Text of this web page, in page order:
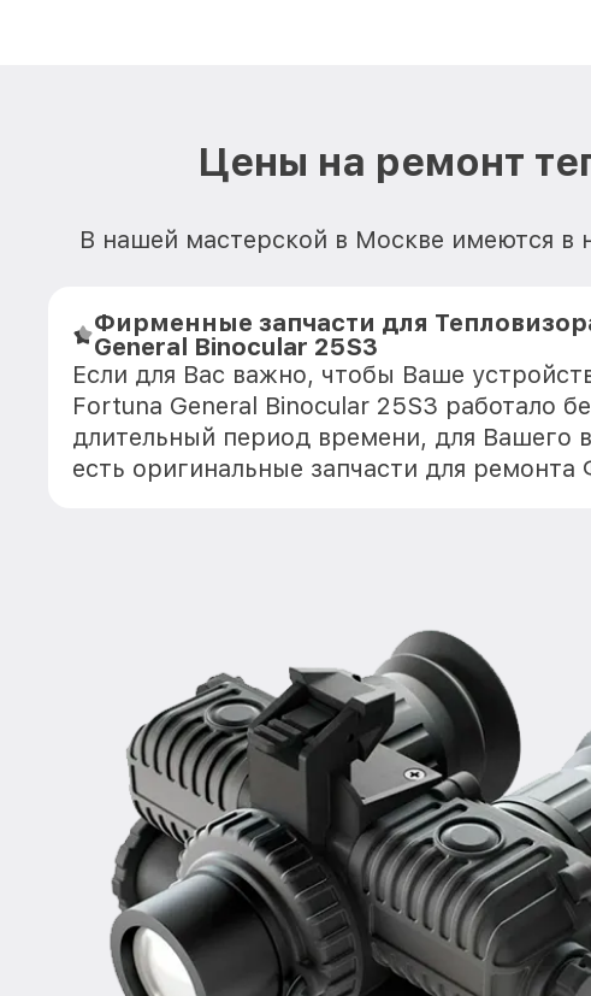
Цены на ремонт
В нашей мастерской в Москве имеются в
Фирменные запчасти для
General Binocular 25S3
Если для Вас важно, чтобы Ваше
Fortuna General Binocular 25S3 работало
длительный период времени, для Вашего
есть оригинальные запчасти для ремонта